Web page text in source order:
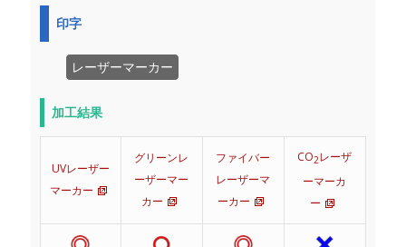
印字
レーザーマーカー
加工結果
UVレーザー
マーカー
グリーンレ
ーザーマー
カー
ファイバー
レーザーマ
ーカー
CO2レーザ
ーマーカ
ー